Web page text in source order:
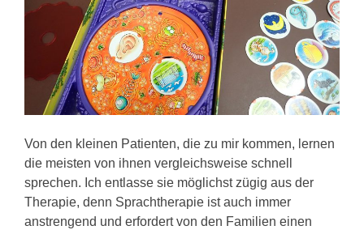
Von den kleinen Patienten, die zu mir kommen, lernen
die meisten von ihnen vergleichsweise schnell
sprechen. Ich entlasse sie möglichst zügig aus der
Therapie, denn Sprachtherapie ist auch immer
anstrengend und erfordert von den Familien einen